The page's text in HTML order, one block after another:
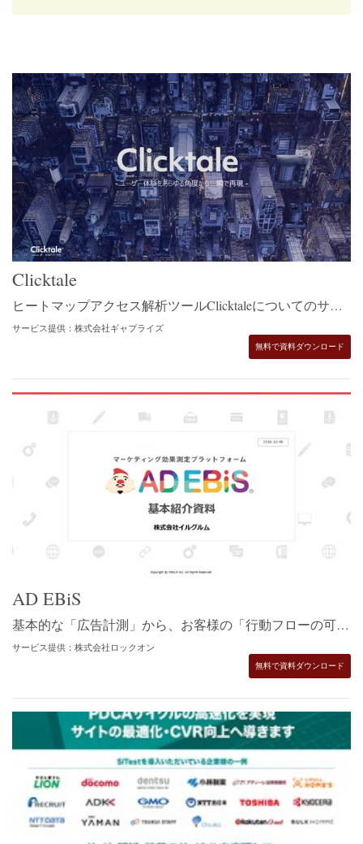
Clicktale
ヒートマップアクセス解析ツールClicktaleについてのサービス紹介資料を無料でダウンロードできます。
サービス提供：株式会社ギャプライズ
無料で資料ダウンロード
AD EBiS
基本的な「広告計測」から、お客様の「行動フローの可視化」まで一貫したマーケティングを行える、マーケティングプラットフォーム「アドエビス」のサービス資料です。
サービス提供：株式会社ロックオン
無料で資料ダウンロード